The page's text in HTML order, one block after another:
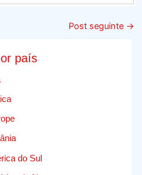
Design
Post seguinte →
país
do Sul